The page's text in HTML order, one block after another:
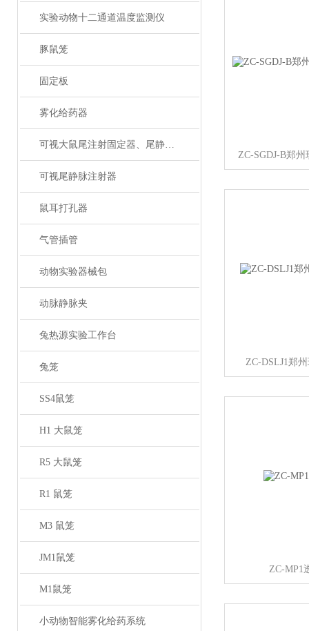
实验动物十二通道温度监测仪
豚鼠笼
固定板
雾化给药器
可视大鼠尾注射固定器、尾静脉注射
可视尾静脉注射器
鼠耳打孔器
气管插管
动物实验器械包
动脉静脉夹
兔热源实验工作台
兔笼
SS4鼠笼
H1 大鼠笼
R5 大鼠笼
R1 鼠笼
M3 鼠笼
JM1鼠笼
M1鼠笼
小动物智能雾化给药系统
ZC-SGDJ-B郑
ZC-DSLJ1郑
ZC-MP1